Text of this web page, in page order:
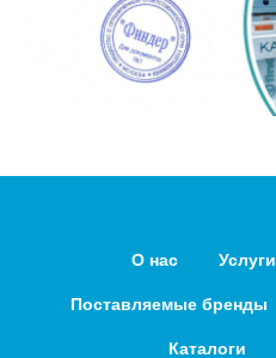
О нас Услуги
Поставляемые бренды
Каталоги